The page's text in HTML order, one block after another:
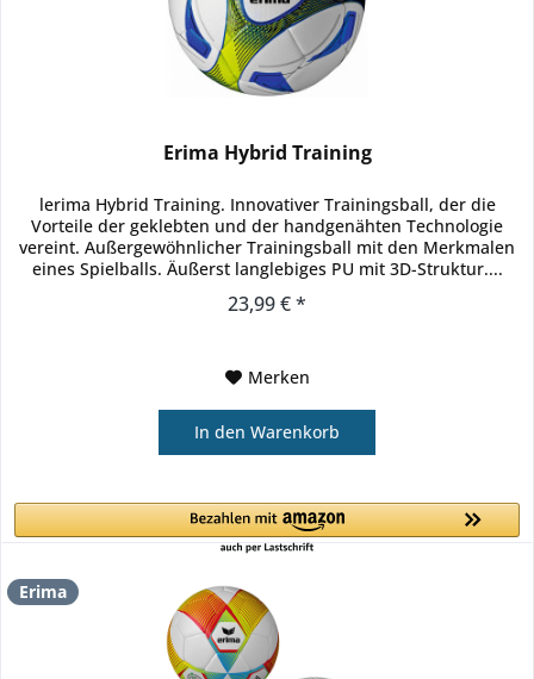
Erima Hybrid Training
lerima Hybrid Training. Innovativer Trainingsball, der die
Vorteile der geklebten und der handgenähten Technologie
vereint. Außergewöhnlicher Trainingsball mit den Merkmalen
eines Spielballs. Äußerst langlebiges PU mit 3D-Struktur....
23,99 € *
Merken
In den Warenkorb
Erima